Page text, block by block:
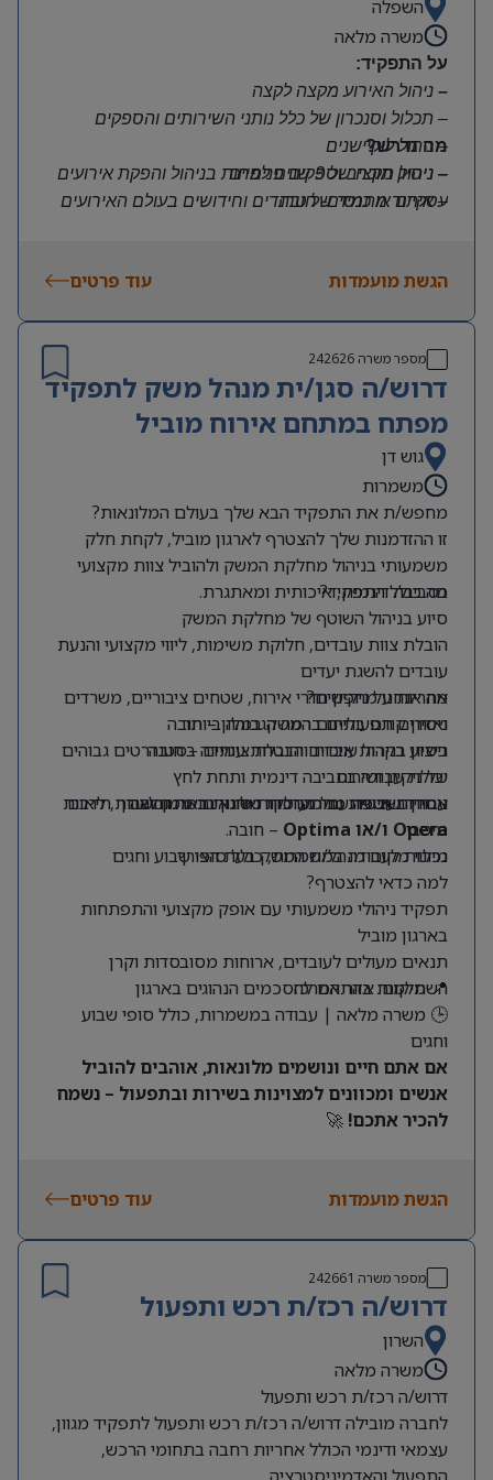
השפלה
משרה מלאה
על התפקיד:
– ניהול האירוע מקצה לקצה
– תכלול וסנכרון של כלל נותני השירותים והספקים
–ניהול לוקיישנים
– ניהול תקציב וספקים פנימיים
–איתור מתמיד של טרנדים וחידושים בעולם האירועים
מה נדרש?
–
ניסיון מוכח של 3 שנים לפחות בניהול והפקת אירועים
עסקיים או כנסים- חובה
–אוריינטציה שירותית יוצאת דופן ויכולת עבודה עם ריבוי
– כישורי משא ומתן, ניהול תקציב ועבודה מול ספקים
הגשת מועמדות עוד פרטים
מספר משרה242626
דרוש/ה סגן/ית מנהל משק לתפקיד
מפתח במתחם אירוח מוביל
גוש דן
משמרות
מחפש/ת את התפקיד הבא שלך בעולם המלונאות?
זו ההזדמנות שלך להצטרף לארגון מוביל, לקחת חלק
משמעותי בניהול מחלקת המשק ולהוביל צוות מקצועי
בסביבה דינמית, איכותית ומאתגרת.
מה כולל התפקיד?
סיוע בניהול השוטף של מחלקת המשק
הובלת צוות עובדים, חלוקת משימות, ליווי מקצועי והנעת
עובדים להשגת יעדים
אחריות על ניקיון חדרי אירוח, שטחים ציבוריים, משרדים
ואזורים תפעוליים ברמה הגבוהה ביותר
ביצוע בקרות איכות והבטחת עמידה בסטנדרטים גבוהים
של ניקיון ושירות
עבודה שוטפת מול מחלקות שונות בארגון לצורך תיאום
מיטבי
מילוי מקום מנהל/ת המשק בעת הצורך
מה אנחנו מחפשים?
ניסיון קודם בתחום המשק במלון – חובה
ניסיון בניהול עובדים והובלת צוותים – חובה
יכולת עבודה בסביבה דינמית ותחת לחץ
אחריות אישית גבוהה, סדר וארגון ברמה גבוהה
ניסיון בעבודה עם מערכות מלונאיות ממוחשבות, לרבות
Opera ו/או Optima
– חובה.
נכונות לעבודה במשמרות, כולל סופי שבוע וחגים
למה כדאי להצטרף?
תפקיד ניהולי משמעותי עם אופק מקצועי והתפתחות
בארגון מוביל
תנאים מעולים לעובדים, ארוחות מסובסדות וקרן
השתלמות בהתאם להסכמים הנהוגים בארגון
📍 מיקום: אזור המרכז
🕒 משרה מלאה | עבודה במשמרות, כולל סופי שבוע
וחגים
אם אתם חיים ונושמים מלונאות, אוהבים להוביל
אנשים ומכוונים למצוינות בשירות ובתפעול – נשמח
להכיר אתכם! 🚀
הגשת מועמדות עוד פרטים
מספר משרה 242661
דרוש/ה רכז/ת רכש ותפעול
השרון
משרה מלאה
דרוש/ה רכז/ת רכש ותפעול
לחברה מובילה דרוש/ה רכז/ת רכש ותפעול לתפקיד מגוון,
עצמאי ודינמי הכולל אחריות רחבה בתחומי הרכש,
התפעול והאדמיניסטרציה.